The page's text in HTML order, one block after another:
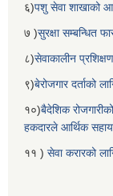
६)पशु सेवा शाखाको
७ )सुरक्षा सम्बन्धित
८)सेवाकालीन
९)बेरोजगार दर्ताको
१०)बैदेशिक
हकदारले आर्थिक
११ ) सेवा करारको